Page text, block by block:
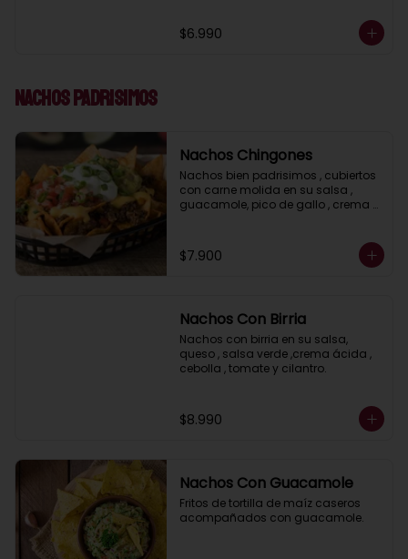
$6.990
Nachos Padrisimos
Nachos Chingones
Nachos bien padrisimos , cubiertos
con carne molida en su salsa ,
guacamole, pico de gallo , crema
$7.900
Nachos Con Birria
Nachos con birria en su salsa,
queso , salsa verde ,crema ácida ,
cebolla , tomate y cilantro.
$8.990
Nachos Con Guacamole
Fritos de tortilla de maíz caseros
acompañados con guacamole.